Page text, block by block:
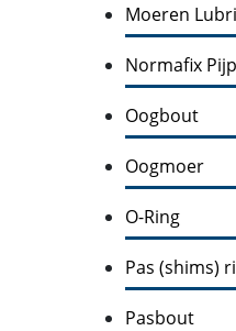
Moeren
Normafix
Oogbout
Oogmoer
O-Ring
Pas (shims)
Pasbout